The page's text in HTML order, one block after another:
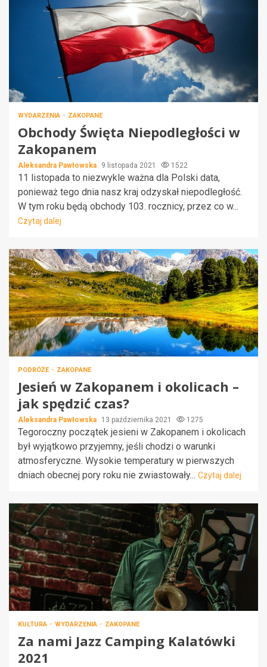
WYDARZENIA ZAKOPANE
Obchody Święta Niepodległości w
Zakopanem
Aleksandra Pawłowska 9 listopada 2021 1522
11 listopada to niezwykle ważna dla Polski data,
ponieważ tego dnia nasz kraj odzyskał niepodległość.
W tym roku będą obchody 103. rocznicy, przez co w...
Czytaj dalej
PODRÓŻE ZAKOPANE
Jesień w Zakopanem i okolicach –
jak spędzić czas?
Aleksandra Pawłowska 13 października 2021 1275
Tegoroczny początek jesieni w Zakopanem i okolicach
był wyjątkowo przyjemny, jeśli chodzi o warunki
atmosferyczne. Wysokie temperatury w pierwszych
dniach obecnej pory roku nie zwiastowały... Czytaj dalej
KULTURA WYDARZENIA ZAKOPANE
Za nami Jazz Camping Kalatówki
2021